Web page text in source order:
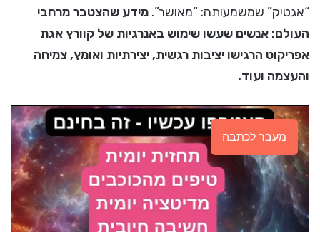
“אגטיק” שמשמעותה: “מאושר”. מידע שהצטבר מרחבי
העולם: אנשים שעשו שימוש באנרגיות של קוורץ אגת
אפריקוט הרגישו יציבות רגשית, יצירתיות ואומץ, צמיחה
והעצמה ועוד.
מעבר לכתבה